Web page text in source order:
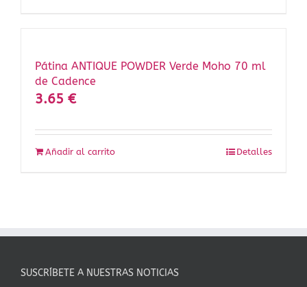
Pátina ANTIQUE POWDER Verde Moho 70 ml
de Cadence
3.65 €
Añadir al carrito Detalles
SUSCRÍBETE A NUESTRAS NOTICIAS